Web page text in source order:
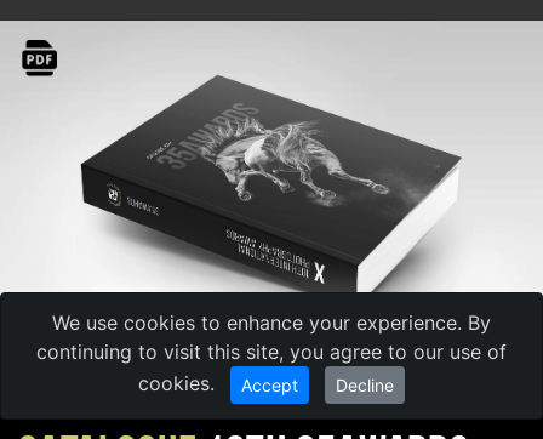
We use cookies to enhance your experience. By
continuing to visit this site, you agree to our use of
cookies.
Accept Decline